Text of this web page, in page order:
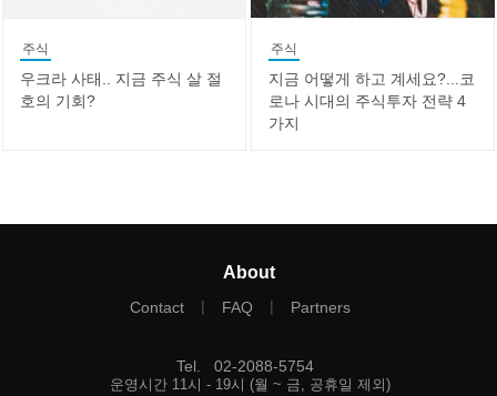
주식
우크라 사태.. 지금 주식 살 절
호의 기회?
주식
지금 어떻게 하고 계세요?...코
로나 시대의 주식투자 전략 4
가지
About
Contact | FAQ | Partners
Tel 02-2088-5754
운영시간 11시 - 19시 (월 ~ 금, 공휴일 제외)